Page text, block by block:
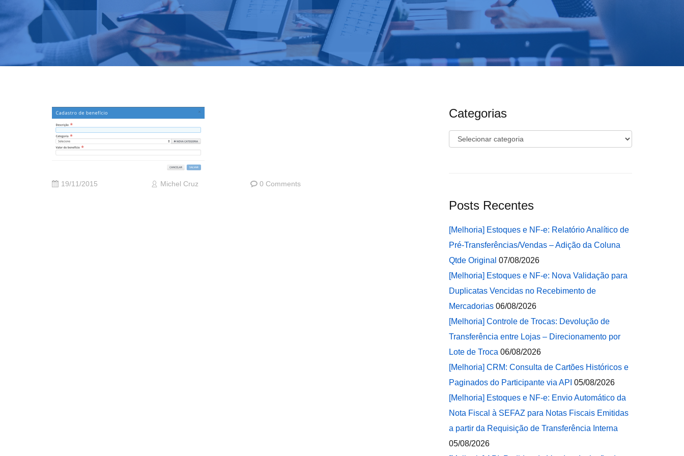
19/11/2015 Michel Cruz 0 Comments
Categorias
Categorias
Posts Recentes
[Melhoria] Estoques e NF-e: Relatório Analítico de
Pré-Transferências/Vendas – Adição da Coluna
Qtde Original 07/08/2026
[Melhoria] Estoques e NF-e: Nova Validação para
Duplicatas Vencidas no Recebimento de
Mercadorias 06/08/2026
[Melhoria] Controle de Trocas: Devolução de
Transferência entre Lojas – Direcionamento por
Lote de Troca 06/08/2026
[Melhoria] CRM: Consulta de Cartões Históricos e
Paginados do Participante via API 05/08/2026
[Melhoria] Estoques e NF-e: Envio Automático da
Nota Fiscal à SEFAZ para Notas Fiscais Emitidas
a partir da Requisição de Transferência Interna
05/08/2026